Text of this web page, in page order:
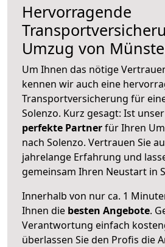
Hervorragende
Umzug von
Um Ihnen das nötige
kennen wir auch eine
Transportversicherung für
Solenzo. Kurz gesagt: Ist
perfekte Partnerfür Ihren
nach Solenzo. Vertrauen Sie
jahrelange Erfahrung und
gemeinsam Ihren Neustart in
Innerhalb von nur ca. 1
Ihnen die besten Angebote.
Verantwortung einfach
überlassen Sie den Profis die